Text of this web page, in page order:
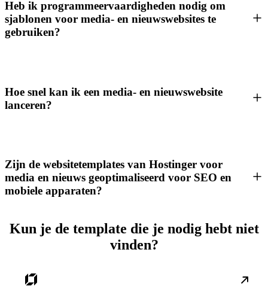
Heb ik programmeervaardigheden nodig om
sjablonen voor media- en nieuwswebsites te
gebruiken?
Hoe snel kan ik een media- en nieuwswebsite
lanceren?
Zijn de websitetemplates van Hostinger voor
media en nieuws geoptimaliseerd voor SEO en
mobiele apparaten?
Kun je de template die je nodig hebt niet
vinden?